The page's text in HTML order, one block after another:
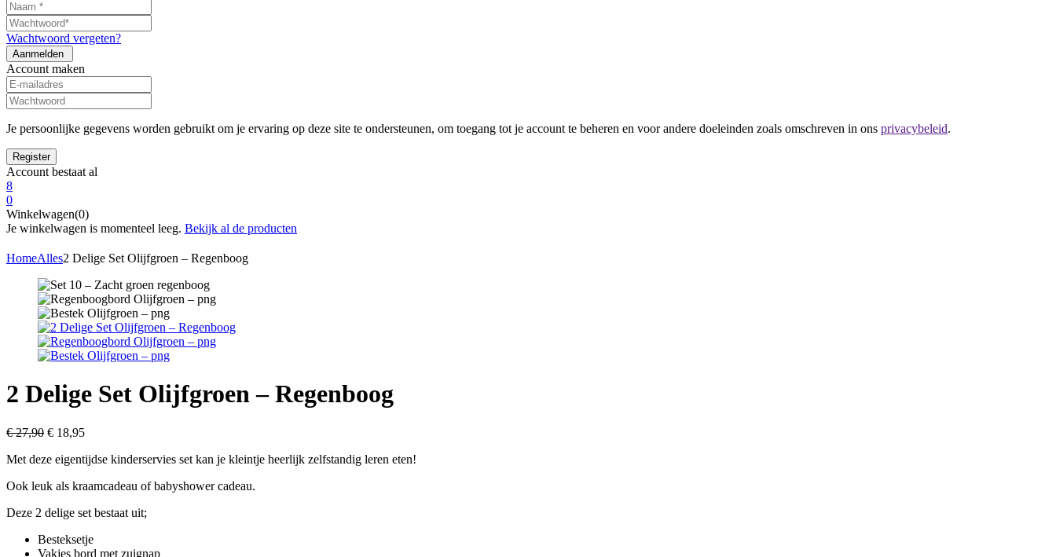
Wachtwoord vergeten?
Account maken
Je persoonlijke gegevens worden gebruikt om je ervaring op deze site te ondersteunen, om toegang tot je account te beheren en voor andere doeleinden zoals omschreven in ons privacybeleid.
Account bestaat al
8
0
Winkelwagen(0)
Je winkelwagen is momenteel leeg. Bekijk al de producten
HomeAlles2 Delige Set Olijfgroen – Regenboog
2 Delige Set Olijfgroen – Regenboog
€27,90 Oorspronkelijke
was:
€ 18,95Huidige
is:
Met deze eigentijdse kinderservies set kan je kleintje heerlijk zelfstandig leren eten!
Ook leuk als kraamcadeau of babyshower cadeau.
Deze 2 delige set bestaat uit;
Besteksetje
Vakjes bord met zuignap